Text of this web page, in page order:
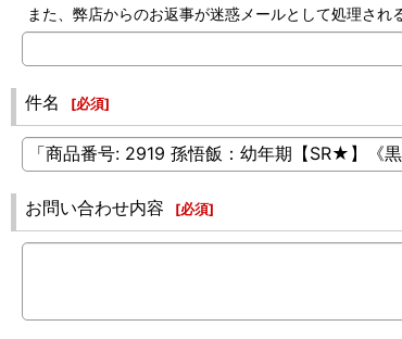
また、弊店からのお返事が迷惑メールとして処理され
件名 [必須]
お問い合わせ内容 [必須]